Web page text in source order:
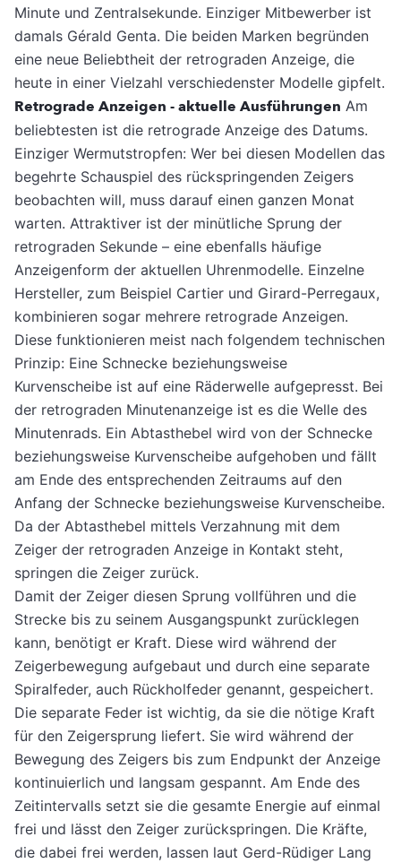
Minute und Zentralsekunde. Einziger Mitbewerber ist
damals Gérald Genta. Die beiden Marken begründen
eine neue Beliebtheit der retrograden Anzeige, die
heute in einer Vielzahl verschiedenster Modelle gipfelt.
Retrograde Anzeigen - aktuelle Ausführungen Am
beliebtesten ist die retrograde Anzeige des Datums.
Einziger Wermutstropfen: Wer bei diesen Modellen das
begehrte Schauspiel des rückspringenden Zeigers
beobachten will, muss darauf einen ganzen Monat
warten. Attraktiver ist der minütliche Sprung der
retrograden Sekunde – eine ebenfalls häufige
Anzeigenform der aktuellen Uhrenmodelle. Einzelne
Hersteller, zum Beispiel Cartier und Girard-Perregaux,
kombinieren sogar mehrere retrograde Anzeigen.
Diese funktionieren meist nach folgendem technischen
Prinzip: Eine Schnecke beziehungsweise
Kurvenscheibe ist auf eine Räderwelle aufgepresst. Bei
der retrograden Minutenanzeige ist es die Welle des
Minutenrads. Ein Abtasthebel wird von der Schnecke
beziehungsweise Kurvenscheibe aufgehoben und fällt
am Ende des entsprechenden Zeitraums auf den
Anfang der Schnecke beziehungsweise Kurvenscheibe.
Da der Abtasthebel mittels Verzahnung mit dem
Zeiger der retrograden Anzeige in Kontakt steht,
springen die Zeiger zurück.
Damit der Zeiger diesen Sprung vollführen und die
Strecke bis zu seinem Ausgangspunkt zurücklegen
kann, benötigt er Kraft. Diese wird während der
Zeigerbewegung aufgebaut und durch eine separate
Spiralfeder, auch Rückholfeder genannt, gespeichert.
Die separate Feder ist wichtig, da sie die nötige Kraft
für den Zeigersprung liefert. Sie wird während der
Bewegung des Zeigers bis zum Endpunkt der Anzeige
kontinuierlich und langsam gespannt. Am Ende des
Zeitintervalls setzt sie die gesamte Energie auf einmal
frei und lässt den Zeiger zurückspringen. Die Kräfte,
die dabei frei werden, lassen laut Gerd-Rüdiger Lang